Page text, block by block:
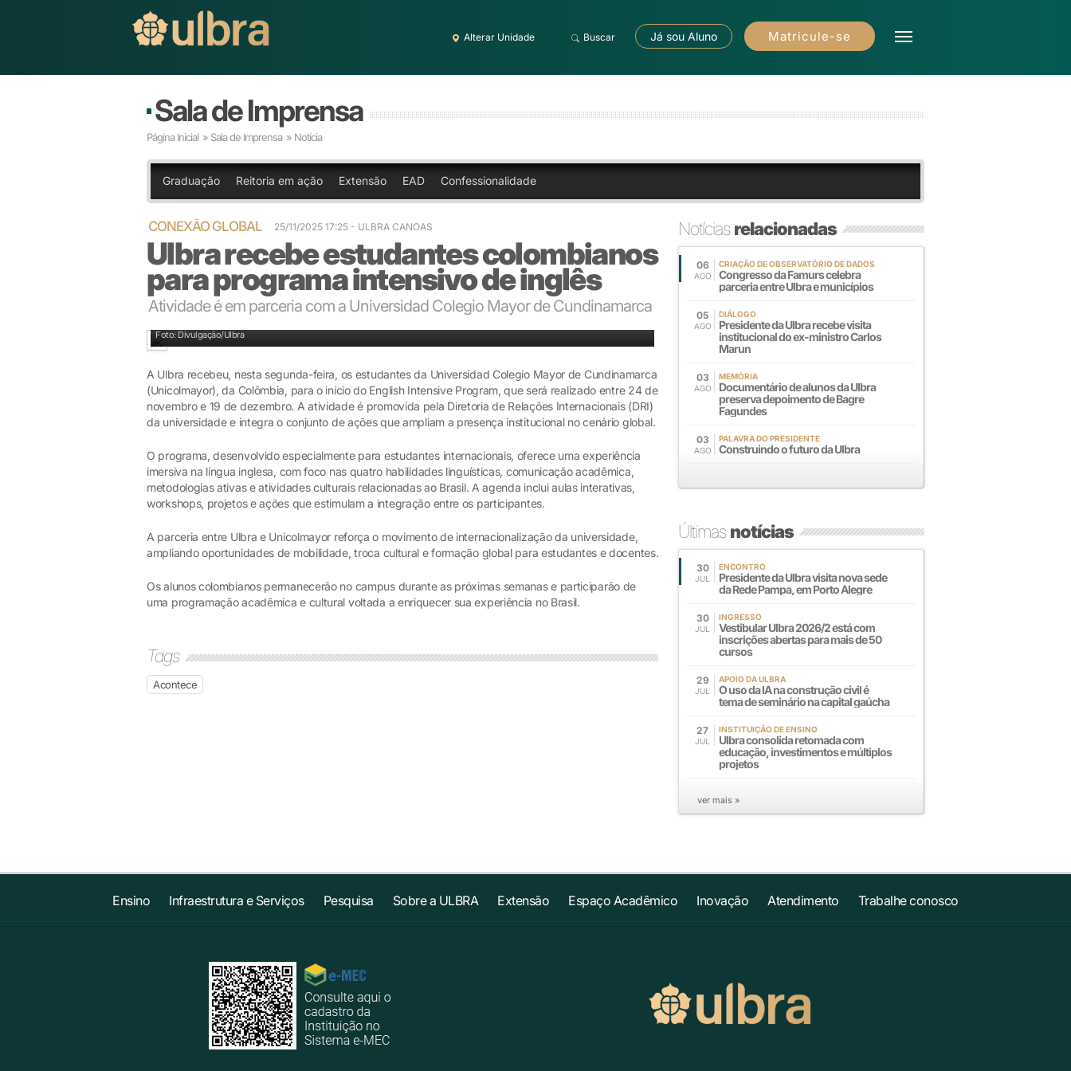
Alterar Unidade Buscar Já sou Aluno Matricule-se
Sala de Imprensa
Página Inicial » Sala de Imprensa » Notícia
Graduação Reitoria em ação Extensão EAD Confessionalidade
CONEXÃO GLOBAL 25/11/2025 17:25 - ULBRA CANOAS
Ulbra recebe estudantes colombianos
para programa intensivo de inglês
Atividade é em parceria com a Universidad Colegio Mayor de Cundinamarca
Foto: Divulgação/Ulbra
A Ulbra recebeu, nesta segunda-feira, os estudantes da Universidad Colegio Mayor de Cundinamarca
(Unicolmayor), da Colômbia, para o início do English Intensive Program, que será realizado entre 24 de
novembro e 19 de dezembro. A atividade é promovida pela Diretoria de Relações Internacionais (DRI)
da universidade e integra o conjunto de ações que ampliam a presença institucional no cenário global.
O programa, desenvolvido especialmente para estudantes internacionais, oferece uma experiência
imersiva na língua inglesa, com foco nas quatro habilidades linguísticas, comunicação acadêmica,
metodologias ativas e atividades culturais relacionadas ao Brasil. A agenda inclui aulas interativas,
workshops, projetos e ações que estimulam a integração entre os participantes.
A parceria entre Ulbra e Unicolmayor reforça o movimento de internacionalização da universidade,
ampliando oportunidades de mobilidade, troca cultural e formação global para estudantes e docentes.
Os alunos colombianos permanecerão no campus durante as próximas semanas e participarão de
uma programação acadêmica e cultural voltada a enriquecer sua experiência no Brasil.
Tags
Acontece
Notíciasrelacionadas
06
AGO
CRIAÇÃO DE OBSERVATÓRIO DE DADOS
Congresso da Famurs celebra
parceria entre Ulbra e municípios
05
AGO
DIÁLOGO
Presidente da Ulbra recebe visita
institucional do ex-ministro Carlos
Marun
03
AGO
MEMÓRIA
Documentário de alunos da Ulbra
preserva depoimento de Bagre
Fagundes
03
AGO
PALAVRA DO PRESIDENTE
Construindo o futuro da Ulbra
Últimasnotícias
30
JUL
ENCONTRO
Presidente da Ulbra visita nova sede
da Rede Pampa, em Porto Alegre
30
JUL
INGRESSO
Vestibular Ulbra 2026/2 está com
inscrições abertas para mais de 50
cursos
29
JUL
APOIO DA ULBRA
O uso da IA na construção civil é
tema de seminário na capital gaúcha
27
JUL
INSTITUIÇÃO DE ENSINO
Ulbra consolida retomada com
educação, investimentos e múltiplos
projetos
ver mais »
Ensino Infraestrutura e Serviços Pesquisa Sobre a ULBRA Extensão Espaço Acadêmico Inovação Atendimento Trabalhe conosco